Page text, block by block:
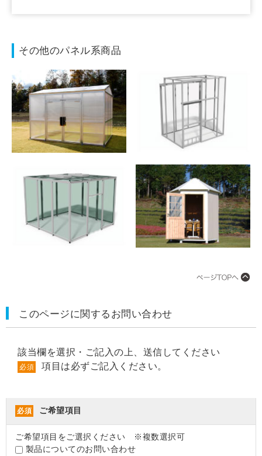
その他のパネル系商品
このページに関するお問い合わせ
該当欄を選択・ご記入の上、送信してください
必須 項目は必ずご記入ください。
必須 ご希望項目
ご希望項目をご選択ください ※複数選択可
製品についてのお問い合わせ